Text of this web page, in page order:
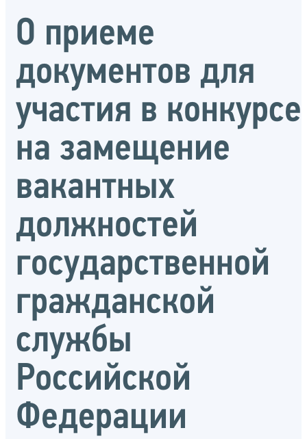
О приеме
документов для
участия в конкурсе
на замещение
вакантных
должностей
государственной
гражданской
службы
Российской
Федерации